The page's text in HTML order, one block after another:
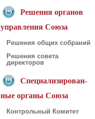
Решения органов
управления Союза
Решения общих собраний
Решения совета
директоров
Специализирован-
ные органы Союза
Контрольный Комитет